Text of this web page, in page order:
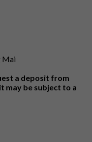
Mai
a deposit from
may be subject to a